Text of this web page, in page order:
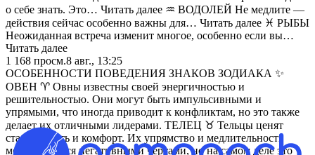
о себе знать. Это… Читать далее ♒️ ВОДОЛЕЙ Не медлите —
действия сейчас особенно важны для… Читать далее ♓️ РЫБЫ
Неожиданная встреча изменит многое, особенно если вы…
Читать далее
1 168 просм.8 авг., 13:25
ОСОБЕННОСТИ ПОВЕДЕНИЯ ЗНАКОВ ЗОДИАКА ✨
ОВЕН ♈️ Овны известны своей энергичностью и
решительностью. Они могут быть импульсивными и
упрямыми, что иногда приводит к конфликтам, но это также
делает их отличными лидерами. ТЕЛЕЦ ♉️ Тельцы ценят
стабильность и комфорт. Их упрямство и медлительность
могут казаться негативными чертами, но на самом деле это